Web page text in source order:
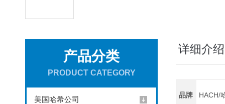
产品分类
PRODUCT CATEGORY
美国哈希公司
详细介绍
品牌 HACH/